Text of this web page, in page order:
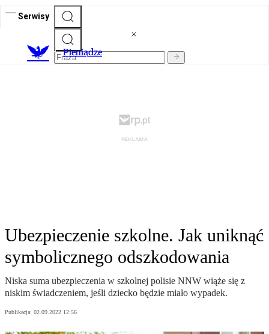
Serwisy
Pieniądze
Ubezpieczenie szkolne. Jak uniknąć
symbolicznego odszkodowania
Niska suma ubezpieczenia w szkolnej polisie NNW wiąże się z
niskim świadczeniem, jeśli dziecko będzie miało wypadek.
Publikacja: 02.09.2022 12:56